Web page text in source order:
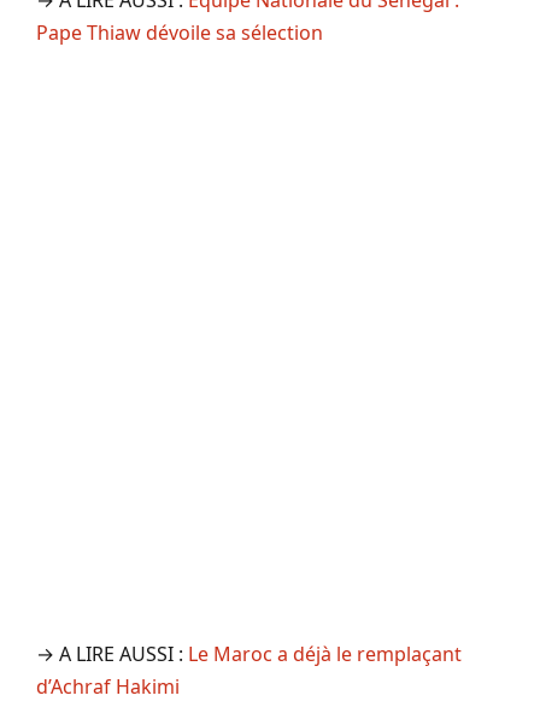
Pape Thiaw dévoile sa sélection
→ A LIRE AUSSI : Le Maroc a déjà le remplaçant
d’Achraf Hakimi